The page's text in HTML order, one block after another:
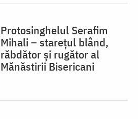
Protosinghelul Serafim
Mihali – starețul blând,
răbdător și rugător al
Mănăstirii Bisericani